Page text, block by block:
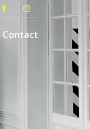
Contact